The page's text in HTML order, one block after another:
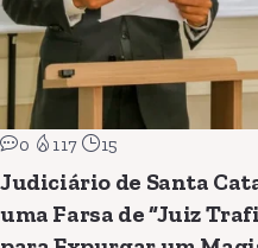
0 117 15
Judiciário de Santa
uma Farsa de “Juiz